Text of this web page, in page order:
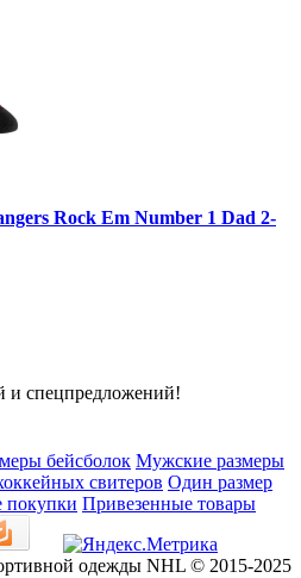
Rock Em Number 1 Dad 2-
и спецпредложений!
бейсболок Мужские размеры
свитеров Один размер
покупки Привезенные товары
одежды NHL © 2015-2025